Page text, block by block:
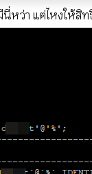
หว่า แต่ไหงให้สิท